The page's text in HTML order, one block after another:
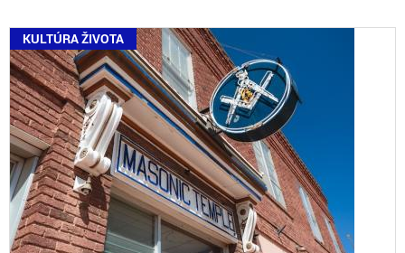
KULTÚRA ŽIVOTA